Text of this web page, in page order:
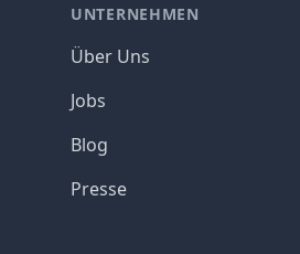
UNTERNEHMEN
Über Uns
Jobs
Blog
Presse